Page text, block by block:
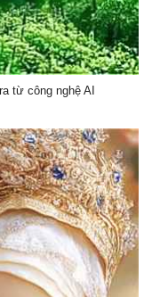
từ công nghệ AI